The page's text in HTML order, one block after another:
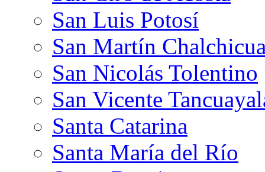
San Luis Potosí
San Martín
San Nicolás Tolentino
San Vicente
Santa Catarina
Santa María del Río